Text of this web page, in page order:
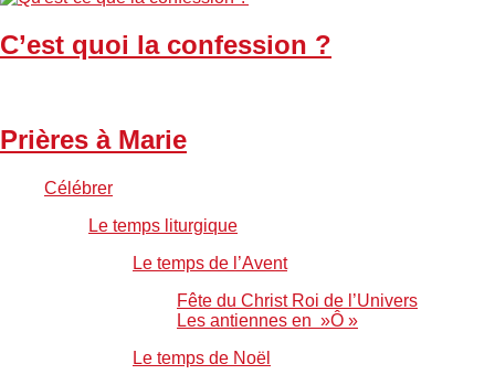
C’est quoi la confession ?
Prières à Marie
Célébrer
Le temps liturgique
Le temps de l’Avent
Fête du Christ Roi de l’Univers
Les antiennes en »Ô »
Le temps de Noël